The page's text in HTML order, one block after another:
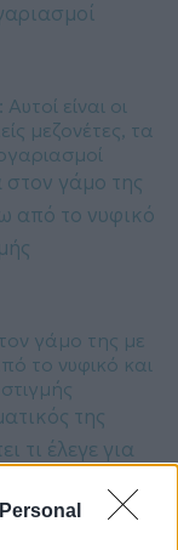
είναι οι
μεζονέτες, τα
γάμο της με
το νυφικό και